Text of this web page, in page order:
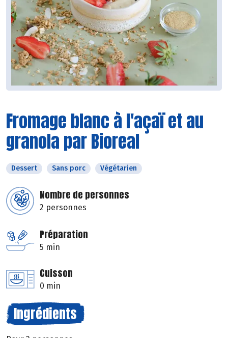
Fromage blanc à l'açaï et au
granola par Bioreal
Dessert Sans porc Végétarien
Nombre de personnes
2 personnes
Préparation
5 min
Cuisson
0 min
Ingrédients